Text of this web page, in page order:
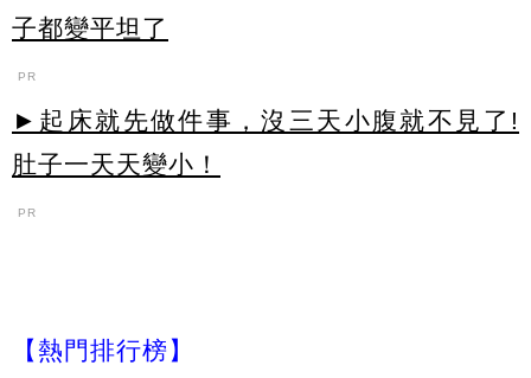
子都變平坦了
PR
►起床就先做件事，沒三天小腹就不見了!
肚子一天天變小！
PR
【熱門排行榜】